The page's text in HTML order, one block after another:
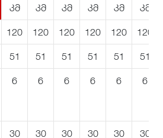
კმ
კმ
კმ
კმ
კმ
კმ
120 120 120 120 120 120
51 51 51 51 51 51
6 6 6 6 6 6
30 30 30 30 30 30